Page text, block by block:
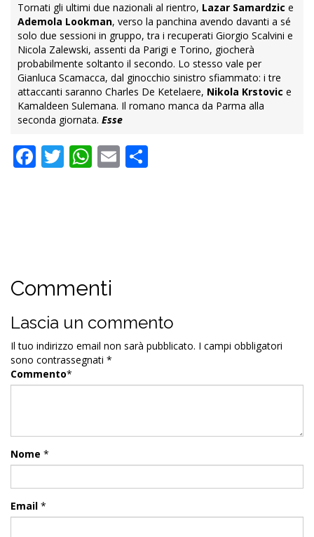
Tornati gli ultimi due nazionali al rientro, Lazar Samardzic e
Ademola Lookman, verso la panchina avendo davanti a sé
solo due sessioni in gruppo, tra i recuperati Giorgio Scalvini e
Nicola Zalewski, assenti da Parigi e Torino, giocherà
probabilmente soltanto il secondo. Lo stesso vale per
Gianluca Scamacca, dal ginocchio sinistro sfiammato: i tre
attaccanti saranno Charles De Ketelaere, Nikola Krstovic e
Kamaldeen Sulemana. Il romano manca da Parma alla
seconda giornata. Esse
Facebook
Twitter
WhatsApp
Email
Commenti
Lascia un commento
Il tuo indirizzo email non sarà pubblicato. I campi obbligatori
sono contrassegnati *
Commento*
Nome *
Email *